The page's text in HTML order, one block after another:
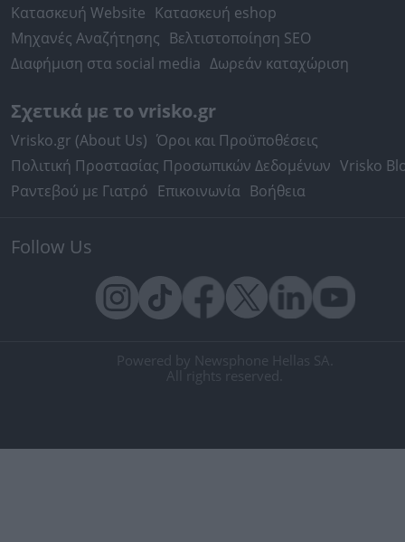
Κατασκευή Website Κατασκευή eshop
Μηχανές Αναζήτησης Βελτιστοποίηση SEO
Διαφήμιση στα social media Δωρεάν καταχώριση
Σχετικά με το vrisko.gr
Vrisko.gr (About Us) Όροι και Προϋποθέσεις
Πολιτική Προστασίας Προσωπικών Δεδομένων Vrisko
Ραντεβού με Γιατρό Επικοινωνία Βοήθεια
Follow Us
Powered by Newsphone Hellas SA.
All rights reserved.